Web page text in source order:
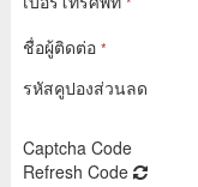
ชื่อผู้ติดต่อ *
รหัสคูปองส่วนลด
Captcha Code
Refresh Code